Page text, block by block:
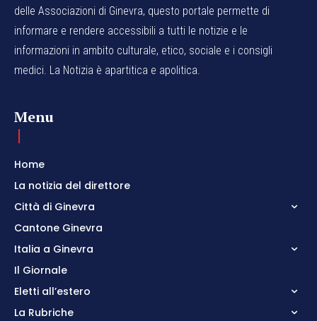
delle Associazioni di Ginevra, questo portale permette di
informare e rendere accessibili a tutti le notizie e le
informazioni in ambito culturale, etico, sociale e i consigli
medici. La Notizia è apartitica e apolitica.
Menu
Home
La notizia del direttore
Città di Ginevra
Cantone Ginevra
Italia a Ginevra
Il Giornale
Eletti all’estero
La Rubriche